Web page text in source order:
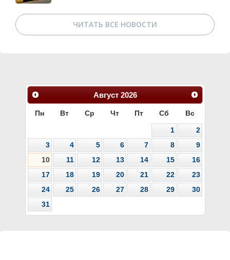
ЧИТАТЬ ВСЕ НОВОСТИ
Август 2026
Пн Вт Ср Чт Пт Сб Вс
1
2
3
4 5 6 7 8
9
10
11 12 13 14 15
16
17
18 19 20 21 22
23
24
25 26 27 28 29
30
31